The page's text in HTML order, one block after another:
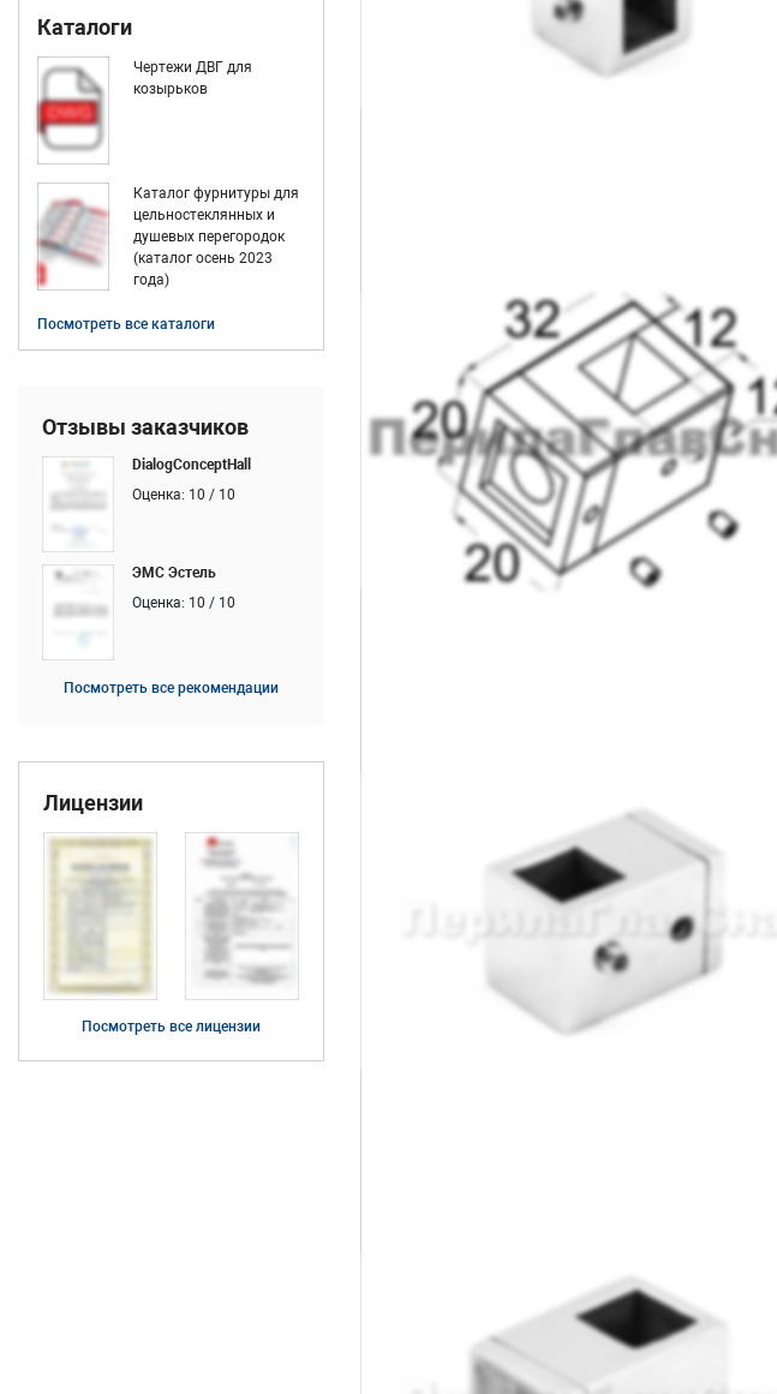
Каталоги
Чертежи ДВГ для
козырьков
Каталог фурнитуры для
цельностеклянных и
душевых перегородок
(каталог осень 2023
года)
Посмотреть все каталоги
Отзывы заказчиков
DialogConceptHall
Оценка: 10 / 10
ЭМС Эстель
Оценка: 10 / 10
Посмотреть все рекомендации
Лицензии
Посмотреть все лицензии